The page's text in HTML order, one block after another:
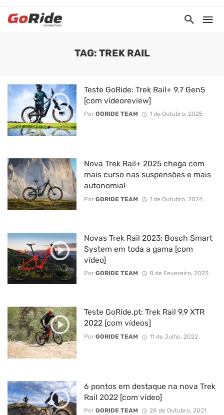
TAG: TREK RAIL
Teste GoRide: Trek Rail+ 9.7 Gen5
[com vídeoreview]
Por GORIDE TEAM 1 de Outubro, 2025
Nova Trek Rail+ 2025 chega com
mais curso nas suspensões e mais
autonomia!
Por GORIDE TEAM 1 de Outubro, 2024
Novas Trek Rail 2023: Bosch Smart
System em toda a gama [com
vídeo]
Por GORIDE TEAM 8 de Fevereiro, 2023
Teste GoRide.pt: Trek Rail 9.9 XTR
2022 [com vídeos]
Por GORIDE TEAM 11 de Julho, 2022
6 pontos em destaque na nova Trek
Rail 2022 [com vídeo]
Por GORIDE TEAM 28 de Outubro, 2021